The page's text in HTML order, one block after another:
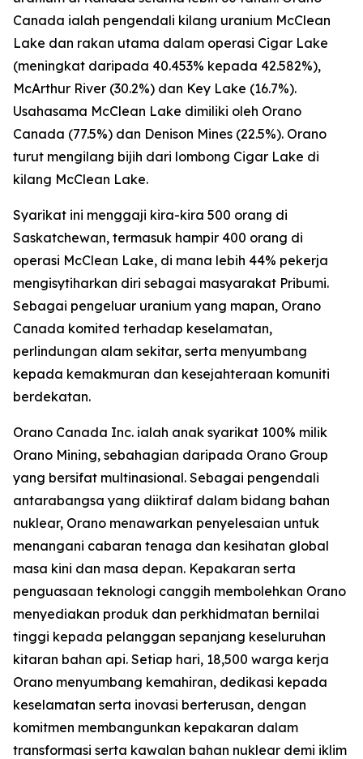
Canada ialah pengendali kilang uranium McClean
Lake dan rakan utama dalam operasi Cigar Lake
(meningkat daripada 40.453% kepada 42.582%),
McArthur River (30.2%) dan Key Lake (16.7%).
Usahasama McClean Lake dimiliki oleh Orano
Canada (77.5%) dan Denison Mines (22.5%). Orano
turut mengilang bijih dari lombong Cigar Lake di
kilang McClean Lake.
Syarikat ini menggaji kira-kira 500 orang di
Saskatchewan, termasuk hampir 400 orang di
operasi McClean Lake, di mana lebih 44% pekerja
mengisytiharkan diri sebagai masyarakat Pribumi.
Sebagai pengeluar uranium yang mapan, Orano
Canada komited terhadap keselamatan,
perlindungan alam sekitar, serta menyumbang
kepada kemakmuran dan kesejahteraan komuniti
berdekatan.
Orano Canada Inc. ialah anak syarikat 100% milik
Orano Mining, sebahagian daripada Orano Group
yang bersifat multinasional. Sebagai pengendali
antarabangsa yang diiktiraf dalam bidang bahan
nuklear, Orano menawarkan penyelesaian untuk
menangani cabaran tenaga dan kesihatan global
masa kini dan masa depan. Kepakaran serta
penguasaan teknologi canggih membolehkan Orano
menyediakan produk dan perkhidmatan bernilai
tinggi kepada pelanggan sepanjang keseluruhan
kitaran bahan api. Setiap hari, 18,500 warga kerja
Orano menyumbang kemahiran, dedikasi kepada
keselamatan serta inovasi berterusan, dengan
komitmen membangunkan kepakaran dalam
transformasi serta kawalan bahan nuklear demi iklim